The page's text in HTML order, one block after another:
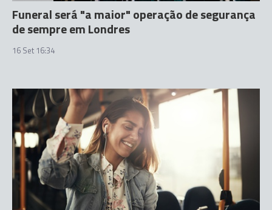
Funeral será "a maior" operação de segurança
de sempre em Londres
16 Set 16:34